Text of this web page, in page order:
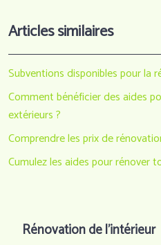
Articles similaires
Subventions disponibles pour la
Comment bénéficier des aides
extérieurs ?
Comprendre les prix de
Cumulez les aides pour rénover
Rénovation de l’intérieur